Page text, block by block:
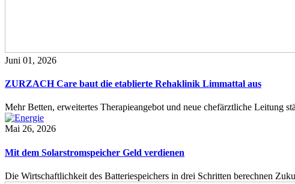
Juni 01, 2026
ZURZACH Care baut die etablierte Rehaklinik Limmattal aus
Mehr Betten, erweitertes Therapieangebot und neue chefärztliche
Mai 26, 2026
Mit dem Solarstromspeicher Geld verdienen
Die Wirtschaftlichkeit des Batteriespeichers in drei Schritten berechnen